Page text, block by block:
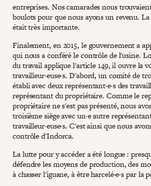
entreprises. Nos camarades nous
boulots pour que nous ayons un revenu.
était très importante.
Finalement, en 2015, le gouvernement a
qui nous a conféré le contrôle de l'usine.
du travail applique l'article 149, il ouvre la
travailleur·euse·s. D'abord, un comité de
établi avec deux représentant·e·s des
représentant du propriétaire. Comme le
propriétaire ne s'est pas présenté, nous
troisième siège avec un·e autre
travailleur·euse·s. C'est ainsi que nous
contrôle d'Indorca.
La lutte pour y accéder a été longue :
défendre les moyens de production, des
à chasser l'iguane, à être harcelé·e·s par la